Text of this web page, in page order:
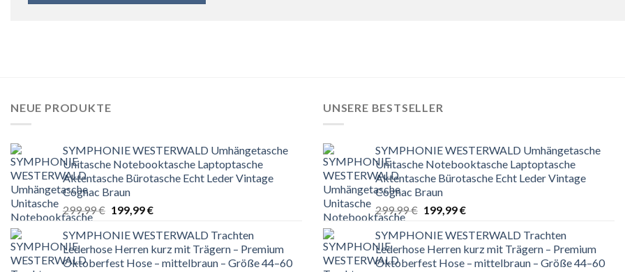
NEUE PRODUKTE
SYMPHONIE WESTERWALD Umhängetasche
Unitasche Notebooktasche Laptoptasche
Aktentasche Bürotasche Echt Leder Vintage
Cognac Braun
299,99€ Ursprünglicher
war:
299,99 €
199,99€Aktueller
ist:
199,99 €.
SYMPHONIE WESTERWALD Trachten
Lederhose Herren kurz mit Trägern – Premium
Oktoberfest Hose – mittelbraun – Größe 44–60
UNSERE BESTSELLER
SYMPHONIE WESTERWALD Umhängetasche
Unitasche Notebooktasche Laptoptasche
Aktentasche Bürotasche Echt Leder Vintage
Cognac Braun
299,99€ Ursprünglicher
war:
299,99 €
199,99€Aktueller
ist:
199,99 €.
SYMPHONIE WESTERWALD Trachten
Lederhose Herren kurz mit Trägern – Premium
Oktoberfest Hose – mittelbraun – Größe 44–60